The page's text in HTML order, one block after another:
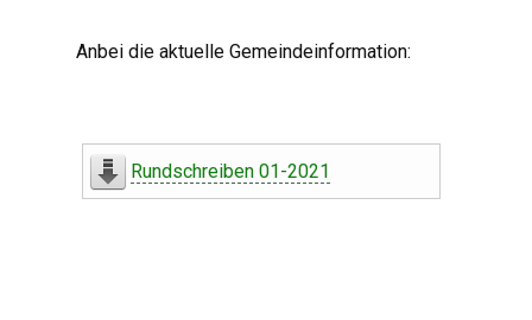
Anbei die aktuelle Gemeindeinformation:
Rundschreiben 01-2021